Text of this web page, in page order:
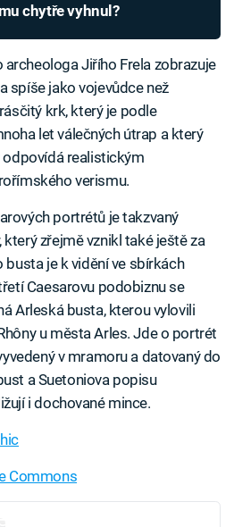
chytře vyhnul?
Jiřího Frela zobrazuje
spíše jako vojevůdce než
krk, který je podle
let válečných útrap a který
realistickým
verismu.
portrétů je takzvaný
zřejmě vznikl také ještě za
busta je k vidění ve sbírkách
Caesarovu podobiznu se
Arleská busta, kterou vylovili
u města Arles. Jde o portrét
v mramoru a datovaný do
a Suetoniova popisu
i dochované mince.
Commons